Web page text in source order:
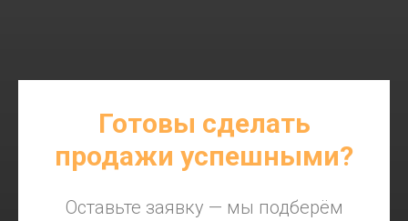
Готовы сделать
продажи успешными?
Оставьте заявку — мы подберём